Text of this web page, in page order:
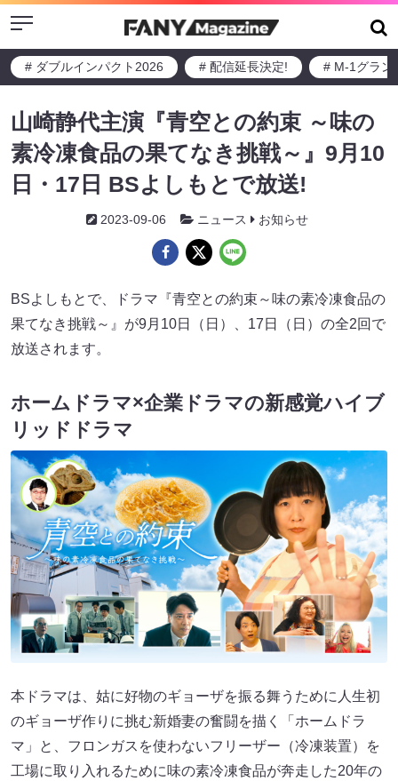
Menu
# ダブルインパクト2026 # 配信延長決定! # M-1グラン
山崎静代主演『青空との約束 ～味の
素冷凍食品の果てなき挑戦～』9月10
日・17日 BSよしもとで放送!
2023-09-06 ニュース お知らせ
BSよしもとで、ドラマ『青空との約束～味の素冷凍食品の
果てなき挑戦～』が9月10日（日）、17日（日）の全2回で
放送されます。
ホームドラマ×企業ドラマの新感覚ハイブ
リッドドラマ
本ドラマは、姑に好物のギョーザを振る舞うために人生初
のギョーザ作りに挑む新婚妻の奮闘を描く「ホームドラ
マ」と、フロンガスを使わないフリーザー（冷凍装置）を
工場に取り入れるために味の素冷凍食品が奔走した20年の